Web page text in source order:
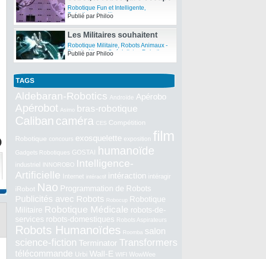
Yobot, le robot qui s’occupe
des bagages dans les hotels
Yotel
Robotique Fun et Intelligente ,
Robotique Insolite
Publié par Philoo
Les Militaires souhaitent
utiliser des mini robots
espions.
Robotique Militaire, Robots Animaux -
Biomimétisme,Spécialistes Robotiques
Publié par Philoo
TAGS
Aldebaran-Robotics Androïde Apérobo
Apérobot Asimo bras-robotique
Caliban caméra CES Compétition
Robotique concours exosquelette exposition film
Gadgets Robotiques GOSTAI humanoïde
industriel INNOROBO Intelligence-
Artificielle
Internet intéractif intéraction intéragir
iRobot Nao Programmation de Robots
Publicités avec Robots Robocup
Robotique
Militaire Robotique Médicale robots-de-
services robots-domestiques Robots Aspirateurs
Robots Humanoïdes Roomba salon
science-fiction Terminator Transformers
télécommande Urbi Wall-E WIFI WowWee